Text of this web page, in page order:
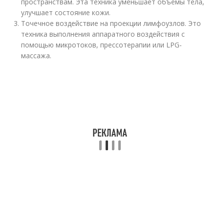
улучшает состояние кожи.
Точечное воздействие на проекции лимфоузлов. Это
техника выполнения аппаратного воздействия с
помощью микротоков, прессотерапии или LPG-
массажа.